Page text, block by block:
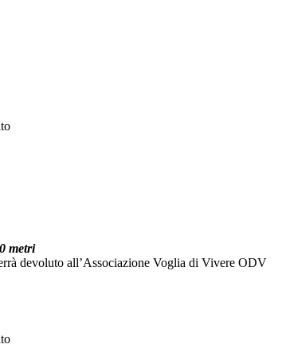
metri
devoluto all’Associazione Voglia di Vivere ODV